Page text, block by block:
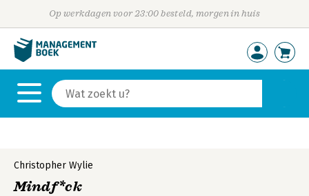
Op werkdagen voor 23:00 besteld, morgen in huis
Christopher Wylie
Mindf*ck